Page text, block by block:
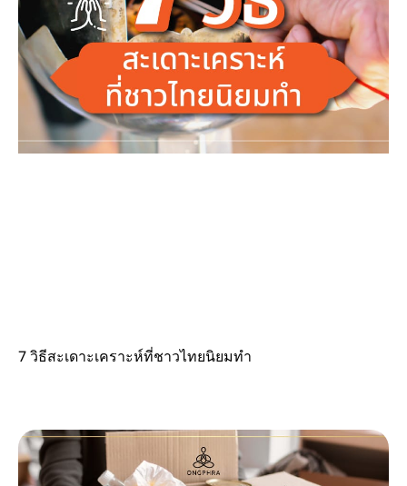
7 วิธีสะเดาะเคราะห์ที่ชาวไทยนิยมทำ